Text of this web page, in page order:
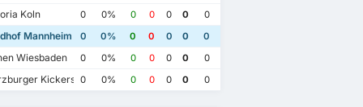
1 FC Saarbrucken 1
SV Waldhof Mannheim 07 1
1 FC Saarbrucken
SV Waldhof Mannheim 07
Koln 0 0% 0 0 0 0 0
Mannheim 07
0 0% 0 0 0 0 0
Wiesbaden 0 0% 0 0 0 0 0
Kickers 0 0% 0 0 0 0 0